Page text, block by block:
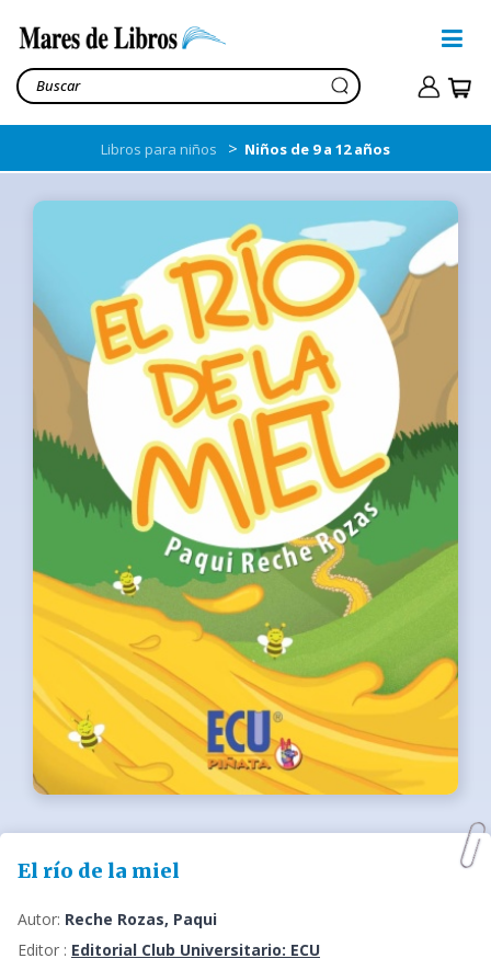
Libros para niños > Niños de 9 a 12 años
El río de la miel
Autor: Reche Rozas, Paqui
Editor : Editorial Club Universitario: ECU